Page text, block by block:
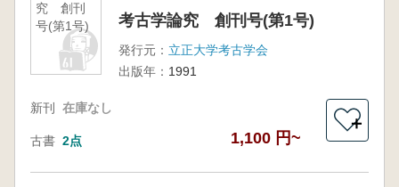
究 創刊
号(第1号)
考古学論究 創刊号(第1号)
発行元： 立正大学考古学会
出版年： 1991
新刊 在庫なし
古書 2点 1,100 円~
＋